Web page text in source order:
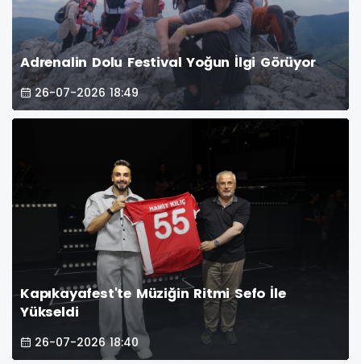
Adrenalin Dolu Festival Yoğun İlgi Görüyor
26-07-2026 18:49
Kapıkayafest'te Müziğin Ritmi Sefo İle
Yükseldi
26-07-2026 18:40